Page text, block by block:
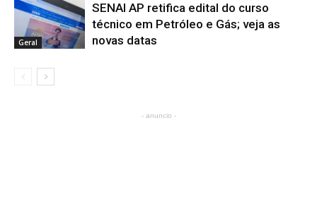
Geral
SENAI AP retifica edital do curso
técnico em Petróleo e Gás; veja as
novas datas
- anuncio -